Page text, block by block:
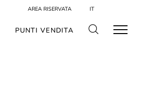
AREA RISERVATA IT
PUNTI VENDITA